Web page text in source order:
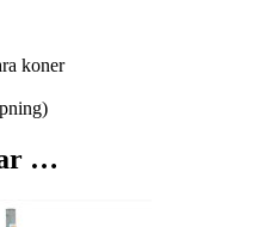
koner
…